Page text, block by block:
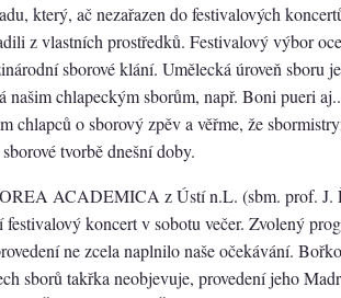
který, ač nezařazen do festivalových
z vlastních prostředků. Festivalový výbor
sborové klání. Umělecká úroveň sboru
našim chlapeckým sborům, např. Boni pueri
chlapců o sborový zpěv a věřme, že
tvorbě dnešní doby.
ACADEMICA z Ústí n.L. (sbm. prof. J.
koncert v sobotu večer. Zvolený
ne zcela naplnilo naše očekávání.
sborů takřka neobjevuje, provedení jeho